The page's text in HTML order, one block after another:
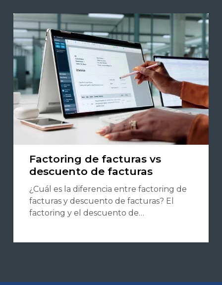
Factoring de facturas vs
descuento de facturas
¿Cuál es la diferencia entre factoring de
facturas y descuento de facturas? El
factoring y el descuento de…